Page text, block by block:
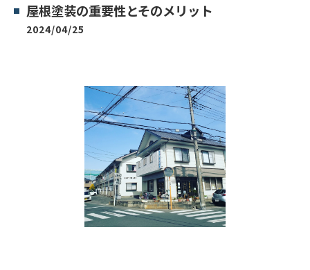
屋根塗装の重要性とそのメリット
2024/04/25